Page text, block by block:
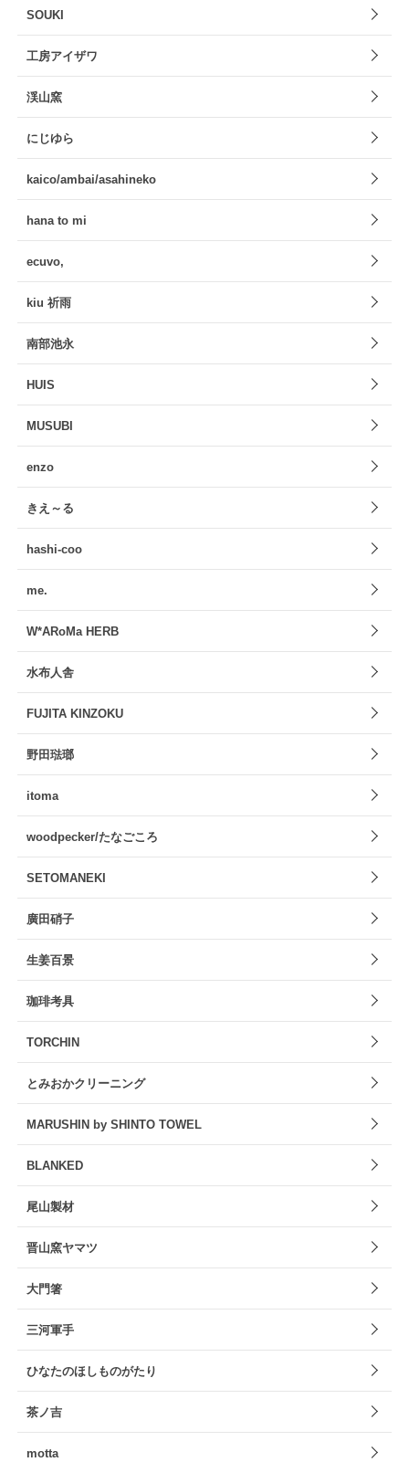
SOUKI
工房アイザワ
渓山窯
にじゆら
kaico/ambai/asahineko
hana to mi
ecuvo,
kiu 祈雨
南部池永
HUIS
MUSUBI
enzo
きえ～る
hashi-coo
me.
W*ARoMa HERB
水布人舎
FUJITA KINZOKU
野田琺瑯
itoma
woodpecker/たなごころ
SETOMANEKI
廣田硝子
生姜百景
珈琲考具
TORCHIN
とみおかクリーニング
MARUSHIN by SHINTO TOWEL
BLANKED
尾山製材
晋山窯ヤマツ
大門箸
三河軍手
ひなたのほしものがたり
茶ノ吉
motta